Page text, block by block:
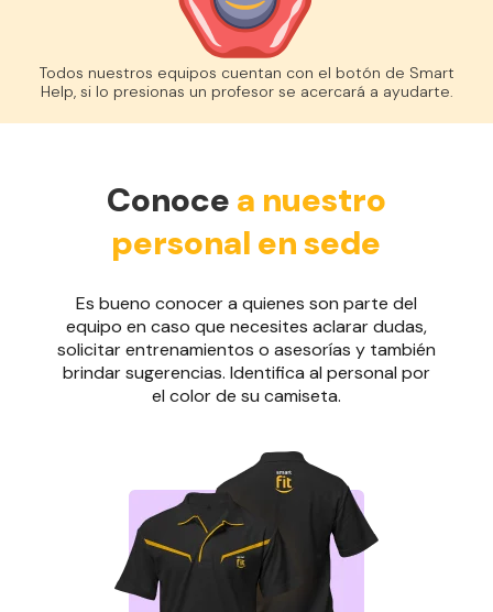
Todos nuestros equipos cuentan con el botón de Smart
Help, si lo presionas un profesor se acercará a ayudarte.
Conoce a nuestro
personal en sede
Es bueno conocer a quienes son parte del
equipo en caso que necesites aclarar dudas,
solicitar entrenamientos o asesorías y también
brindar sugerencias. Identifica al personal por
el color de su camiseta.